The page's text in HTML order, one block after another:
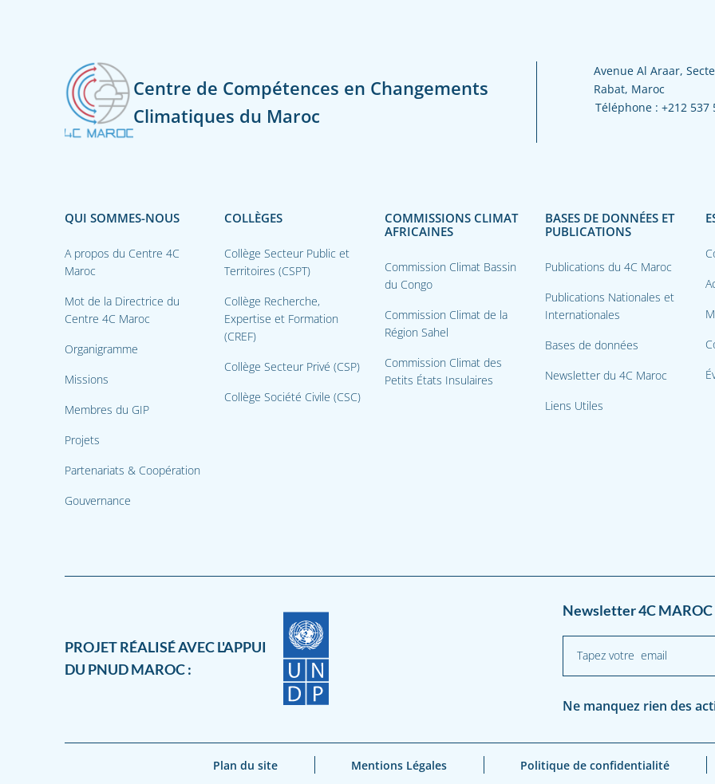
Centre de Compétences en Changements
Climatiques du Maroc
Avenue Al Araar,
Rabat, Maroc
Téléphone :+212 537
QUI SOMMES-NOUS
A propos du Centre 4C
Maroc
Mot de la Directrice du
Centre 4C Maroc
Organigramme
Missions
Membres du GIP
Projets
Partenariats & Coopération
Gouvernance
COLLÈGES
Collège Secteur Public et
Territoires (CSPT)
Collège Recherche,
Expertise et Formation
(CREF)
Collège Secteur Privé (CSP)
Collège Société Civile (CSC)
COMMISSIONS CLIMAT
AFRICAINES
Commission Climat Bassin
du Congo
Commission Climat de la
Région Sahel
Commission Climat des
Petits États Insulaires
BASES DE DONNÉES ET
PUBLICATIONS
Publications du 4C Maroc
Publications Nationales et
Internationales
Bases de données
Newsletter du 4C Maroc
Liens Utiles
PROJET RÉALISÉ AVEC L'APPUI
DU PNUD MAROC :
Newsletter 4C MAROC
Ne manquez rien des
Plan du site Mentions Légales Politique de confidentialité